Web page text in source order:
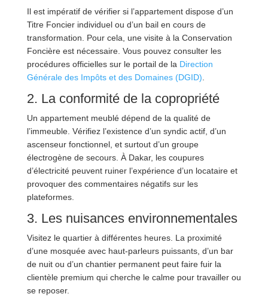
Il est impératif de vérifier si l’appartement dispose d’un
Titre Foncier individuel ou d’un bail en cours de
transformation. Pour cela, une visite à la Conservation
Foncière est nécessaire. Vous pouvez consulter les
procédures officielles sur le portail de la Direction
Générale des Impôts et des Domaines (DGID)
2. La conformité de la copropriété
Un appartement meublé dépend de la qualité de
l’immeuble. Vérifiez l’existence d’un syndic actif, d’un
ascenseur fonctionnel, et surtout d’un groupe
électrogène de secours. À Dakar, les coupures
d’électricité peuvent ruiner l’expérience d’un locataire et
provoquer des commentaires négatifs sur les
plateformes.
3. Les nuisances environnementales
Visitez le quartier à différentes heures. La proximité
d’une mosquée avec haut-parleurs puissants, d’un bar
de nuit ou d’un chantier permanent peut faire fuir la
clientèle premium qui cherche le calme pour travailler ou
se reposer.